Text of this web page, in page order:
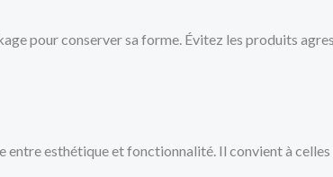
pour conserver sa forme. Évitez les produits
entre esthétique et fonctionnalité. Il convient à